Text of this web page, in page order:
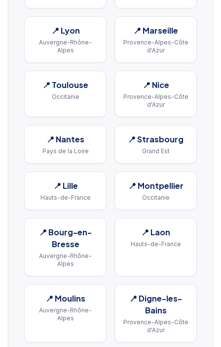
📍 Lyon
Auvergne-Rhône-
Alpes
📍 Marseille
Provence-Alpes-Côte
d'Azur
📍 Toulouse
Occitanie
📍 Nice
Provence-Alpes-Côte
d'Azur
📍 Nantes
Pays de la Loire
📍Strasbourg
Grand Est
📍 Lille
Hauts-de-France
📍 Montpellier
Occitanie
📍 Bourg-en-
Bresse
Auvergne-Rhône-
Alpes
📍 Laon
Hauts-de-France
📍 Moulins
Auvergne-Rhône-
Alpes
📍 Digne-les-
Bains
Provence-Alpes-Côte
d'Azur